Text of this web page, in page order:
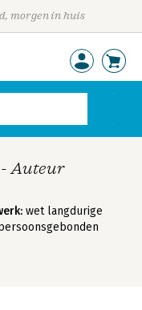
morgen in huis
- Auteur
wet langdurige